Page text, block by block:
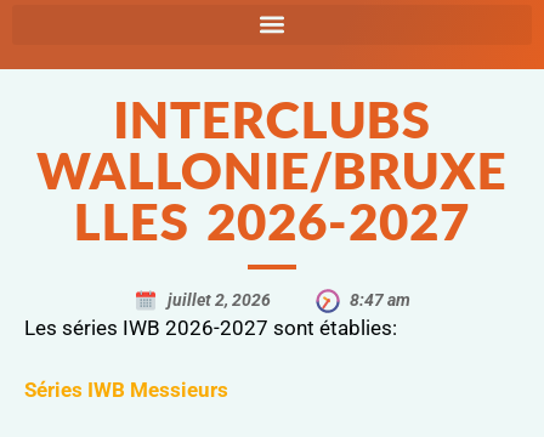
INTERCLUBS
WALLONIE/BRUXE
LLES 2026-2027
juillet 2, 2026 8:47 am
Les séries IWB 2026-2027 sont établies:
Séries IWB Messieurs